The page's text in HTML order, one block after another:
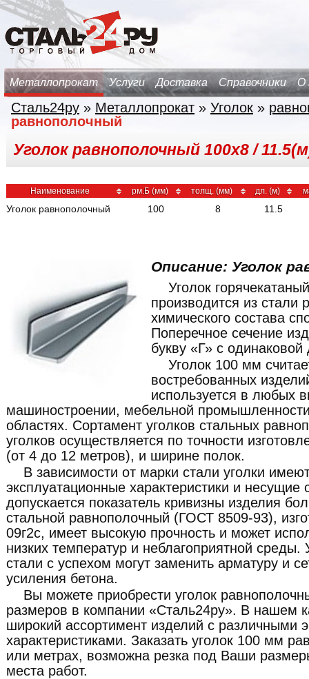
Металлопрокат Услуги Доставка Справочники О
Сталь24ру » Металлопрокат » Уголок »
равнополочный
Уголок равнополочный 100х8 /
Наименование рм.Б (мм) толщ. (мм) дл. (м)
Уголок равнополочный 100 8 11.5
Описание: Уголок
Уголок
производится из стали
химического состава
Поперечное сечение
букву «Г» с
Уголок 100 мм
востребованных
используется в любых
машиностроении, мебельной
областях. Сортамент уголков стальных
уголков осуществляется по точности
(от 4 до 12 метров), и ширине полок.
В зависимости от марки стали уголки
эксплуатационные характеристики и несущие
допускается показатель кривизны изделия
стальной равнополочный (ГОСТ 8509-93),
09г2с, имеет высокую прочность и может
низких температур и неблагоприятной среды.
стали с успехом могут заменить арматуру и
усиления бетона.
Вы можете приобрести уголок
размеров в компании «Сталь24ру». В нашем
широкий ассортимент изделий с различными
характеристиками. Заказать уголок 100 мм
или метрах, возможна резка под Ваши
места работ.